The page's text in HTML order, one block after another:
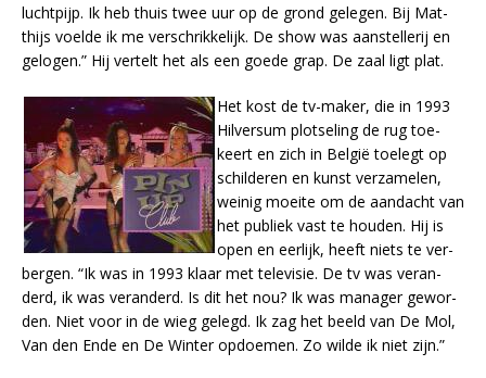
lucht­pijp. Ik heb thuis twee uur op de grond ge­le­gen. Bij Mat­
thijs voel­de ik me ver­schrik­ke­lijk. De show was aan­stel­le­rij en
ge­lo­gen.” Hij ver­telt het als een goe­de grap. De zaal ligt plat.
Het kost de tv-ma­ker, die in 1993
Hil­ver­sum plot­se­ling de rug toe­
keert en zich in Bel­gië toe­legt op
schil­de­ren en kunst ver­za­me­len,
wei­nig moei­te om de aan­dacht van
het pu­bliek vast te hou­den. Hij is
open en eer­lijk, heeft niets te ver­
ber­gen. “Ik was in 1993 klaar met te­le­vi­sie. De tv was ver­an­
derd, ik was ver­an­derd. Is dit het nou? Ik was ma­na­ger ge­wor­
den. Niet voor in de wieg ge­legd. Ik zag het beeld van De Mol,
Van den Ende en De Win­ter op­doe­men. Zo wil­de ik niet zijn.”